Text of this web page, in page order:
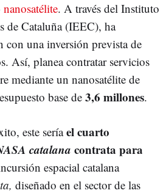
nanosatélite. A través del Instituto
de Cataluña (IEEC), ha
con una inversión prevista de
Así, planea contratar servicios
mediante un nanosatélite de
base de 3,6 millones.
este seríael cuarto
catalana contrata para
espacial catalana
diseñado en el sector de las